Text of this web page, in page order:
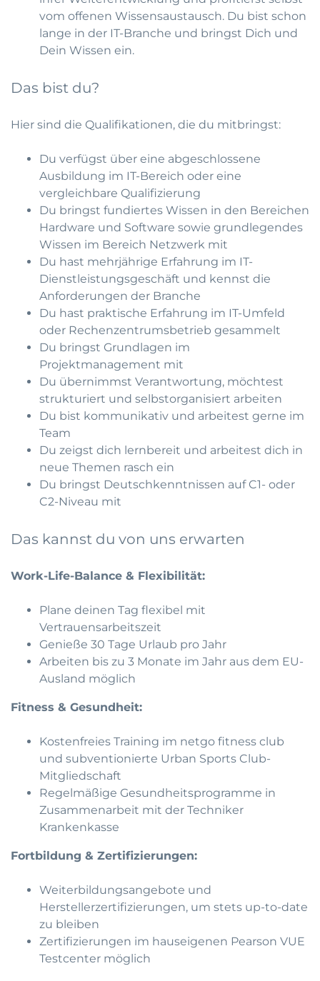
vom offenen Wissensaustausch. Du bist schon
lange in der IT-Branche und bringst Dich und
Dein Wissen ein.
Das bist du?
Hier sind die Qualifikationen, die du mitbringst:
Du verfügst über eine abgeschlossene
Ausbildung im IT-Bereich oder eine
vergleichbare Qualifizierung
Du bringst fundiertes Wissen in den Bereichen
Hardware und Software sowie grundlegendes
Wissen im Bereich Netzwerk mit
Du hast mehrjährige Erfahrung im IT-
Dienstleistungsgeschäft und kennst die
Anforderungen der Branche
Du hast praktische Erfahrung im IT-Umfeld
oder Rechenzentrumsbetrieb gesammelt
Du bringst Grundlagen im
Projektmanagement mit
Du übernimmst Verantwortung, möchtest
strukturiert und selbstorganisiert arbeiten
Du bist kommunikativ und arbeitest gerne im
Team
Du zeigst dich lernbereit und arbeitest dich in
neue Themen rasch ein
Du bringst Deutschkenntnissen auf C1- oder
C2-Niveau mit
Das kannst du von uns erwarten
Work-Life-Balance & Flexibilität:
Plane deinen Tag flexibel mit
Vertrauensarbeitszeit
Genieße 30 Tage Urlaub pro Jahr
Arbeiten bis zu 3 Monate im Jahr aus dem EU-
Ausland möglich
Fitness & Gesundheit:
Kostenfreies Training im netgo fitness club
und subventionierte Urban Sports Club-
Mitgliedschaft
Regelmäßige Gesundheitsprogramme in
Zusammenarbeit mit der Techniker
Krankenkasse
Fortbildung & Zertifizierungen:
Weiterbildungsangebote und
Herstellerzertifizierungen, um stets up-to-date
zu bleiben
Zertifizierungen im hauseigenen Pearson VUE
Testcenter möglich